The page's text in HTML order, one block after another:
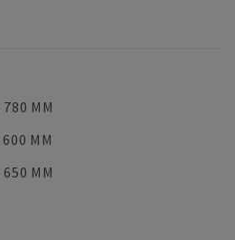
780 MM
600 MM
650 MM